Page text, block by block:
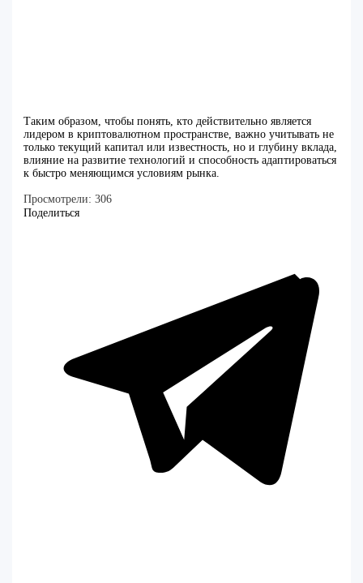
Таким образом, чтобы понять, кто действительно является
лидером в криптовалютном пространстве, важно учитывать не
только текущий капитал или известность, но и глубину вклада,
влияние на развитие технологий и способность адаптироваться
к быстро меняющимся условиям рынка.
Просмотрели: 306
Поделиться